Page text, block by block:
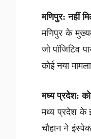
मणिपुर: नहीं
मणिपुर के
जो पॉजिटिव
कोई नया
मध्य प्रदेश:
मध्य प्रदेश के
चौहान ने